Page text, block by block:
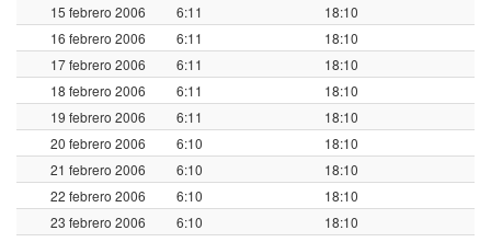
15 febrero 2006
6:11
18:10
16 febrero 2006
6:11
18:10
17 febrero 2006
6:11
18:10
18 febrero 2006
6:11
18:10
19 febrero 2006
6:11
18:10
20 febrero 2006
6:10
18:10
21 febrero 2006
6:10
18:10
22 febrero 2006
6:10
18:10
23 febrero 2006
6:10
18:10